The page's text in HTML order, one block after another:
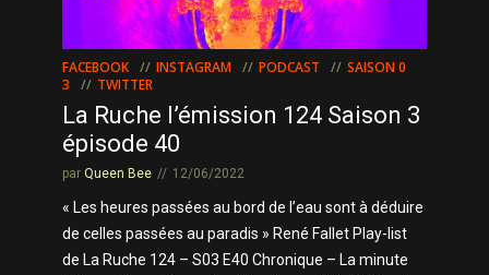
FACEBOOK INSTAGRAM PODCAST
SAISON 0
3
TWITTER
La Ruche l’émission 124 Saison 3
épisode 40
par Queen Bee 12/06/2022
« Les heures passées au bord de l’eau sont à déduire
de celles passées au paradis » René Fallet Play-list
de La Ruche 124 – S03 E40 Chronique – La minute